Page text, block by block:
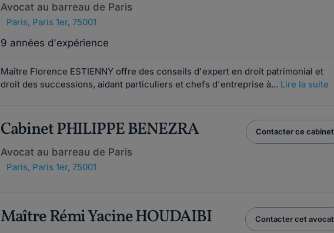
Avocat au barreau de Paris
Paris, Paris 1er, 75001
9 années d'expérience
Maître Florence ESTIENNY offre des conseils d'expert en droit patrimonial et
droit des successions, aidant particuliers et chefs d'entreprise à... Lire la suite
Cabinet PHILIPPE BENEZRA
Avocat au barreau de Paris
Paris, Paris 1er, 75001
Contacter ce cabinet
Maître Rémi Yacine HOUDAIBI Contacter cet avocat